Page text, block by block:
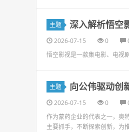
主题 深入解析悟空
2026-07-15 0
悟空影视是一款集电影、电视
主题 向公伟驱动创
2026-07-15 0
作为蒙药企业的代表之一，奥
主要抓手，不断探索创新，为